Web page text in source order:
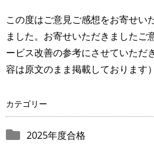
この度はご意見ご感想をお寄せい
ました。お寄せいただきましたご
ービス改善の参考にさせていただ
容は原文のまま掲載しております）
カテゴリー
2025年度合格